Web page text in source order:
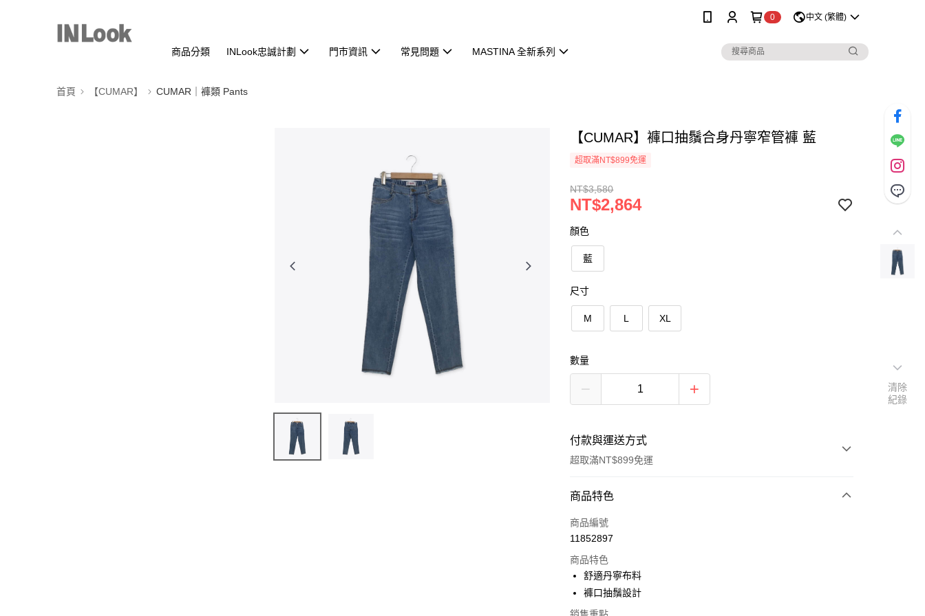
0 中文 (繁體)
商品分類 INLook忠誠計劃 門市資訊 常見問題 MASTINA 全新系列
首頁 【CUMAR】 CUMAR｜褲類 Pants
【CUMAR】褲口抽鬚合身丹寧窄管褲 藍
超取滿NT$899免運
NT$3,580
NT$2,864
顏色
藍
尺寸
M L XL
數量
付款與運送方式
超取滿NT$899免運
付款方式
信用卡一次付款
3 期 0 利率 每期
合作金庫商業銀行
6 期 0 利率 每期
合作金庫商業銀行
商品特色
商品編號
11852897
商品特色
舒適丹寧布料
褲口抽鬚設計
清除
紀錄